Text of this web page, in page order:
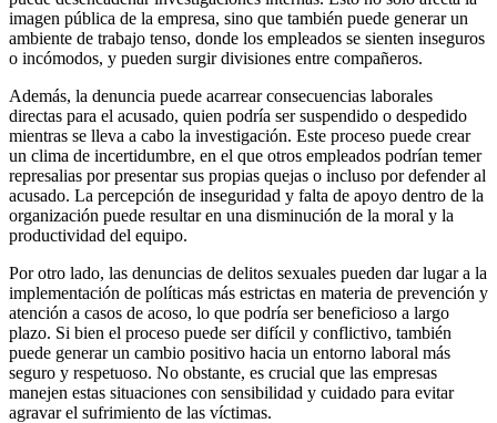
imagen pública de la empresa, sino que también puede generar un
ambiente de trabajo tenso, donde los empleados se sienten inseguros
o incómodos, y pueden surgir divisiones entre compañeros.
Además, la denuncia puede acarrear consecuencias laborales
directas para el acusado, quien podría ser suspendido o despedido
mientras se lleva a cabo la investigación. Este proceso puede crear
un clima de incertidumbre, en el que otros empleados podrían temer
represalias por presentar sus propias quejas o incluso por defender al
acusado. La percepción de inseguridad y falta de apoyo dentro de la
organización puede resultar en una disminución de la moral y la
productividad del equipo.
Por otro lado, las denuncias de delitos sexuales pueden dar lugar a la
implementación de políticas más estrictas en materia de prevención y
atención a casos de acoso, lo que podría ser beneficioso a largo
plazo. Si bien el proceso puede ser difícil y conflictivo, también
puede generar un cambio positivo hacia un entorno laboral más
seguro y respetuoso. No obstante, es crucial que las empresas
manejen estas situaciones con sensibilidad y cuidado para evitar
agravar el sufrimiento de las víctimas.